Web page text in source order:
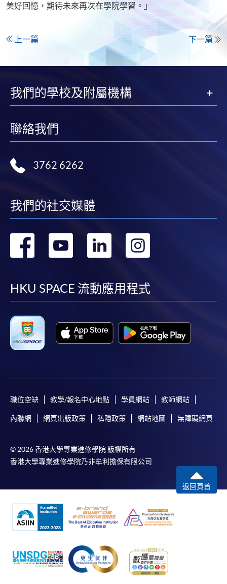
美好回憶，期待未來再次在學院學習。」
上一篇 下一篇
我們的學校及附屬機構
聯絡我們
3762 6262
我們的社交媒體
轉
facebook
轉
youtube
轉
linkedin
轉
HKU SPACE 流動應用程式
職位空缺 教學/報名中心地點 學員網站 教師網站
內聯網 網頁出版政策 私隱政策 網站地圖 無障礙網頁
© 2026 香港大學專業進修學院 版權所有
香港大學專業進修學院乃非牟利擔保有限公司
返回頁首